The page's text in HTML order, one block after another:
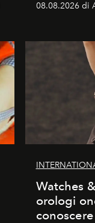
08.08.2026 di
Watches
orologi
conoscere